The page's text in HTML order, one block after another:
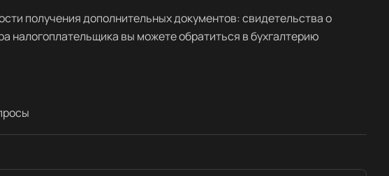
получения дополнительных документов: свидетельства о
налогоплательщика вы можете обратиться в бухгалтерию